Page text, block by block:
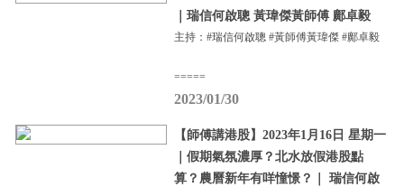
｜瑞信何啟聰 黃瑋傑黃師傅 鄺卓毅
主持：#瑞信何啟聰 #黃師傅黃瑋傑 #鄺卓毅
=====
2023/01/30
【師傅講港股】2023年1月16日 星期一
｜假期氣氛濃厚？北水放假港股點
算？農曆新年有咩憧憬？｜ 瑞信何啟